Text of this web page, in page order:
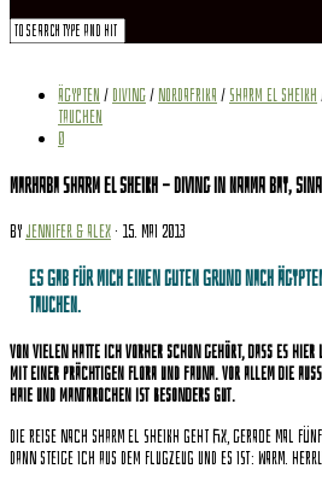
Ägypten / Diving/ Nordafrika / Sharm el Sheikh
Tauchen
0
Marhaba Sharm el Sheikh – Diving in Naama Bay,
by Jennifer & Alex· 15. Mai 2013
Es gab für mich einen guten Grund nach
Tauchen.
Von vielen hatte ich vorher schon gehört, dass es hier
mit einer prächtigen Flora und Fauna. Vor allem die
Haie und Mantarochen ist besonders gut.
Die Reise nach Sharm el Sheikh geht fix, gerade mal
Dann steige ich aus dem Flugzeug und es ist: WARM.